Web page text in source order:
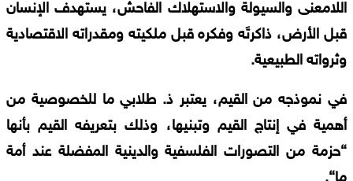
اللامعنى والسيولة والاستهلاك الفاحش، يستهدف الإنسان
قبل الأرض، ذاكرتَه وفكره قبل ملكيته ومقدراته الاقتصادية
وثرواته الطبيعية.
في نموذجه من القيم، يعتبر ذ. طلابي ما للخصوصية من
أهمية في إنتاج القيم وتبنيها، وذلك بتعريفه القيم بأنها
“حزمة من التصورات الفلسفية والدينية المفضلة عند أمة